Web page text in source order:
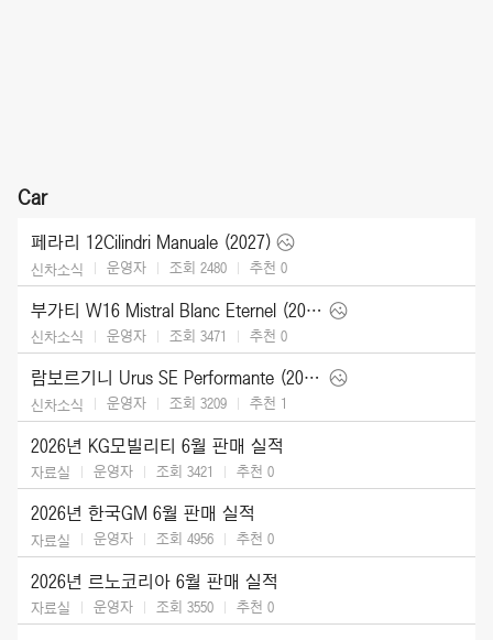
Car
페라리 12Cilindri Manuale (2027)
신차소식 운영자 조회 2480 추천 0
부가티 W16 Mistral Blanc Eternel (2026)
신차소식 운영자 조회 3471 추천 0
람보르기니 Urus SE Performante (2027)
신차소식 운영자 조회 3209 추천 1
2026년 KG모빌리티 6월 판매 실적
자료실 운영자 조회 3421 추천 0
2026년 한국GM 6월 판매 실적
자료실 운영자 조회 4956 추천 0
2026년 르노코리아 6월 판매 실적
자료실 운영자 조회 3550 추천 0